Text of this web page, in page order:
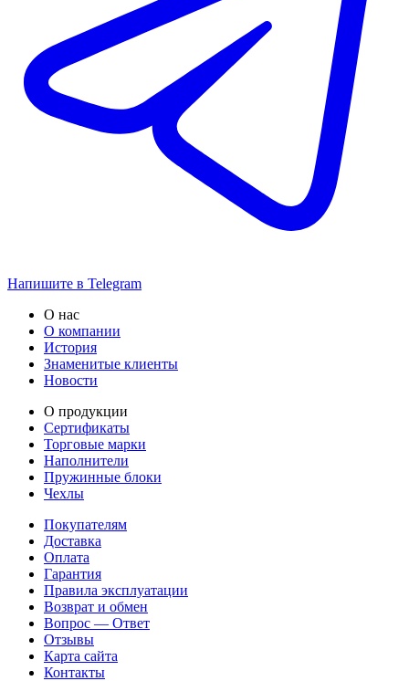
Напишите в Telegram
О нас
О компании
История
Знаменитые клиенты
Новости
О продукции
Сертификаты
Торговые марки
Наполнители
Пружинные блоки
Чехлы
Покупателям
Доставка
Оплата
Гарантия
Правила эксплуатации
Возврат и обмен
Вопрос — Ответ
Отзывы
Карта сайта
Контакты